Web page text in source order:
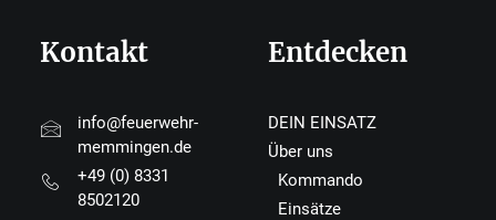
Kontakt
info@feuerwehr-
memmingen.de
+49 (0) 8331
8502120
Entdecken
DEIN EINSATZ
Über uns
Kommando
Einsätze